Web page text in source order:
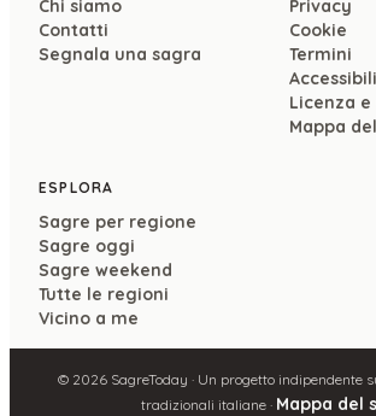
Chi siamo
Contatti
Segnala una sagra
Privacy
Cookie
Termini
Licenza
Mappa
ESPLORA
Sagre per regione
Sagre oggi
Sagre weekend
Tutte le regioni
Vicino a me
© 2026SagreToday · Un progetto indipendente
tradizionali italiane · Mappa del